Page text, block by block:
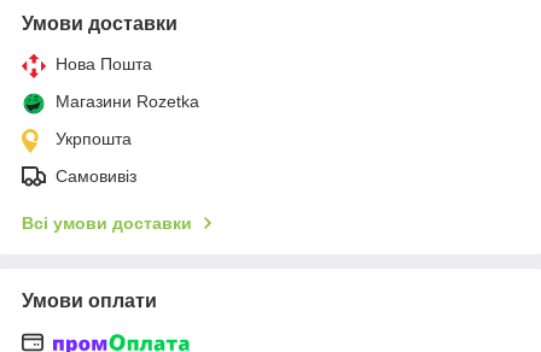
Умови доставки
Нова Пошта
Магазини Rozetka
Укрпошта
Самовивіз
Всі умови доставки
Умови оплати